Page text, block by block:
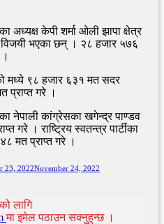
अध्यक्ष केपी शर्मा ओली झापा क्षेत्र
विजयी भएका छन् । २८ हजार ५७६
९८ हजार ६३१ मत सदर
प्राप्त गरे ।
नेपाली कांग्रेसका खगेन्द्र पाण्डव
गरे । राष्ट्रिय स्वतन्त्र पार्टीका
मत प्राप्त गरे ।
23, 2022November 24, 2022
लागि
मा इमेल पठाउन सक्नुहुन्छ ।